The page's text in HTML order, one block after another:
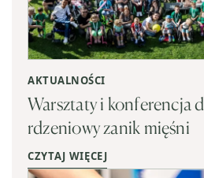
AKTUALNOŚCI
Warsztaty i konferencja
rdzeniowy zanik mięśni
CZYTAJ WIĘCEJ